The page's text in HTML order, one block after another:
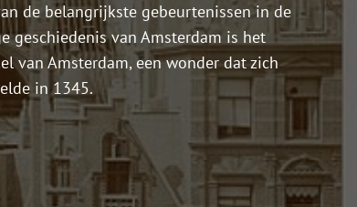
de belangrijkste gebeurtenissen in de
geschiedenis van Amsterdam is het
van Amsterdam, een wonder dat zich
in 1345.